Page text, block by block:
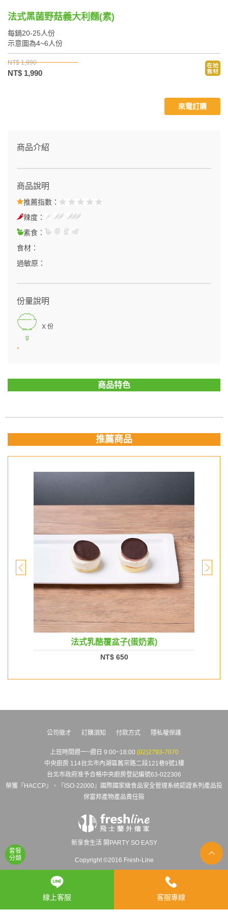
套餐
分類
法式黑菌野菇義大利麵(素)
每鍋20-25人份
示意圖為4~6人份
NT$ 1,990
NT$ 1,990
商品介紹
商品說明
推薦指數：
辣度：
素食：
食材：
過敏原：
份量說明
g
X 份
*
來電訂購
商品特色
推薦商品
法式乳酪覆盆子(蛋奶素)
NT$ 650
公司徵才 訂購須知 付款方式 隱私權保護
上班時間週一~週日 9:00~18:00 (02)2793-7070
中央廚房 114台北市內湖區舊宗路二段121巷9號1樓
台北市政府准予合格中央廚房登記編號63-022306
榮獲『HACCP』、『ISO-22000』國際國家級食品安全管理系統認證系列產品投
保富邦產物產品責任險
新享食生活 開PARTY SO EASY
Copyright ©2016 Fresh-Line
線上客服 客服專線